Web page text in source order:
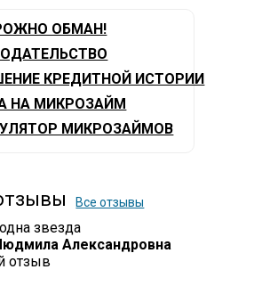
ОБМАН!
КРЕДИТНОЙ ИСТОРИИ
НА МИКРОЗАЙМ
МИКРОЗАЙМОВ
Все отзывы
Александровна